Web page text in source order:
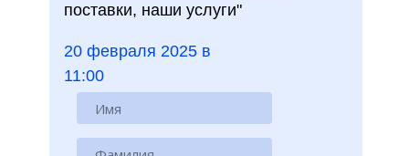
поставки, наши услуги"
20 февраля 2025 в
11:00